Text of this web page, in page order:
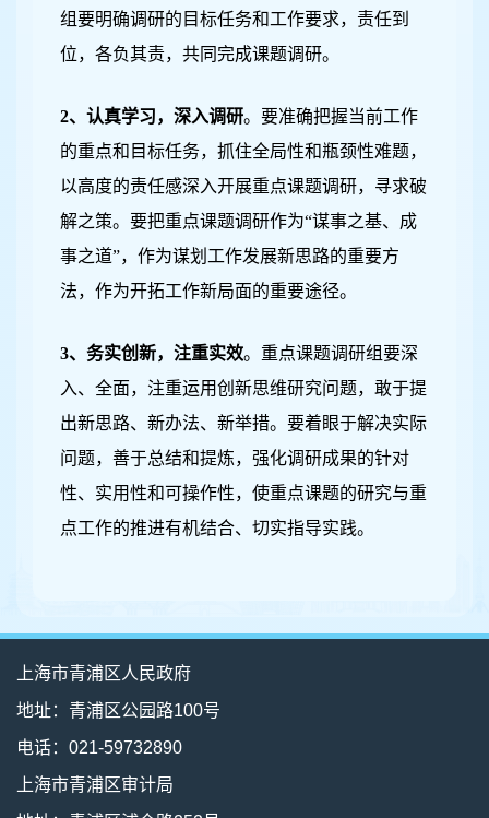
组要明确调研的目标任务和工作要求，责任到
位，各负其责，共同完成课题调研。
2、认真学习，深入调研。 要准确把握当前工作
的重点和目标任务，抓住全局性和瓶颈性难题，
以高度的责任感深入开展重点课题调研，寻求破
解之策。要把重点课题调研作为“谋事之基、成
事之道”，作为谋划工作发展新思路的重要方
法，作为开拓工作新局面的重要途径。
3、务实创新，注重实效。 重点课题调研组要深
入、全面，注重运用创新思维研究问题，敢于提
出新思路、新办法、新举措。要着眼于解决实际
问题，善于总结和提炼，强化调研成果的针对
性、实用性和可操作性，使重点课题的研究与重
点工作的推进有机结合、切实指导实践。
上海市青浦区人民政府
地址：青浦区公园路100号
电话：021-59732890
上海市青浦区审计局